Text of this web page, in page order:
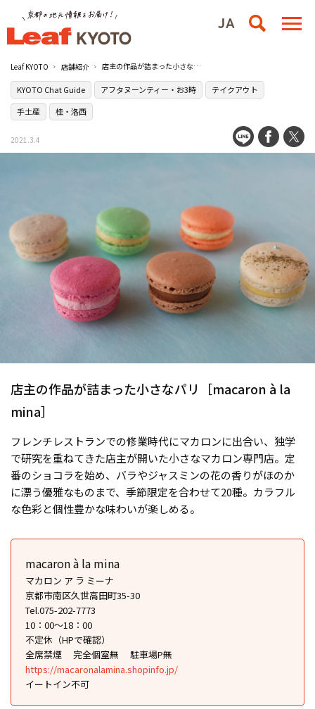
Leaf KYOTO 店舗紹介 店主の作品が詰まった小さなパリ［macaron à la mina］
KYOTO Chat Guide アフタヌーンティー・お3時
テイクアウト
手土産
桂・洛西
2021.3.4
店主の作品が詰まった小さなパリ［macaron à la
mina］
フレンチレストランでの修業時代にマカロンに出合い、独学
で研究を重ねてきた店主が開いた小さなマカロン専門店。定
番のショコラを始め、バラやジャスミンの花の香りがほのか
に漂う優雅なものまで、季節限定を合わせて20種。カラフル
な色彩と個性豊かな味わいが楽しめる。
macaron à la mina
マカロン ア ラ ミーナ
京都市南区久世高田町35-30
Tel.075-202-7773
10：00～18：00
不定休（HPで確認）
全席禁煙
完全個室無
駐車場P無
https://macaronalamina.shopinfo.jp/
イートイン不可